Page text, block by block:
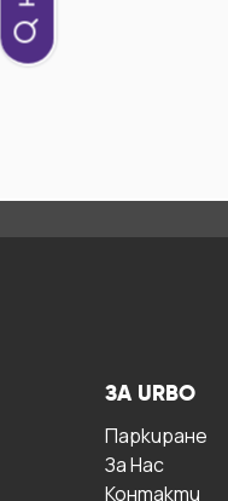
ЗА URBO
Паркиране
За Hас
Контакти